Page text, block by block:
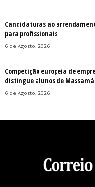
Candidaturas ao
para profissionais
6 de Agosto, 2026
Competição europeia de
distingue alunos de Massamá
6 de Agosto, 2026